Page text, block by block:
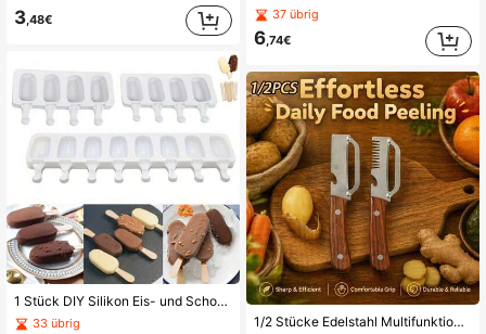
3,48€
1 Stück DIY Silikon Eis- und Schokoladenform - Eis-am-Stiel-Tablett und Eiswürfelform für Hausgemachte Desserts, perfekt für Partys
33 übrig
37 übrig
6,74€
1/2 Stücke Edelstahl Multifunktions-Gemüseschäler und Flaschenöffner - Kraftsparendes und praktisches Küchenwerkzeug, geeignet für verschiedene Gemüse- und Obstschälermesser